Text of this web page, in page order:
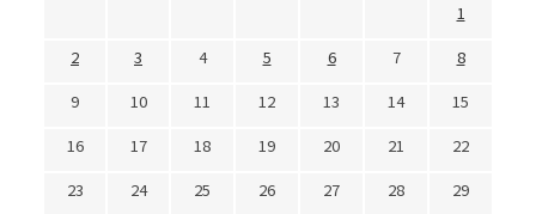
1
2
3 4 5 6 7
8
9
10 11 12 13 14
15
16
17 18 19 20 21
22
23
24 25 26 27 28
29